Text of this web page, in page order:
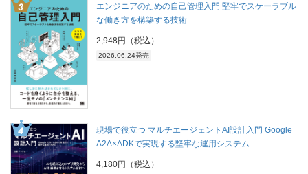
エンジニアのための自己管理入門 堅牢でスケーラブル
な働き方を構築する技術
2,948円（税込）
2026.06.24発売
現場で役立つ マルチエージェントAI設計入門 Google
A2A×ADKで実現する堅牢な運用システム
4,180円（税込）